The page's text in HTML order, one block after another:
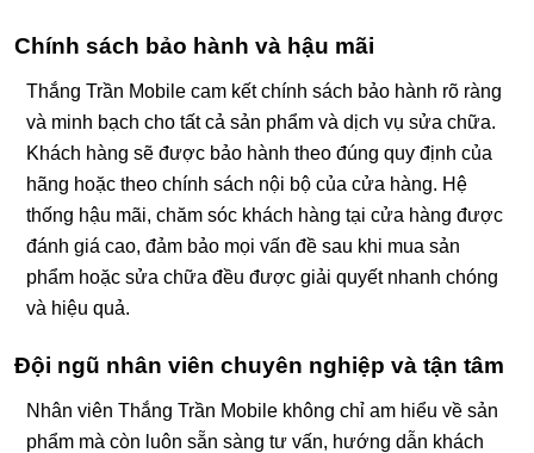
Chính sách bảo hành và hậu mãi
Thắng Trần Mobile cam kết chính sách bảo hành rõ ràng
và minh bạch cho tất cả sản phẩm và dịch vụ sửa chữa.
Khách hàng sẽ được bảo hành theo đúng quy định của
hãng hoặc theo chính sách nội bộ của cửa hàng. Hệ
thống hậu mãi, chăm sóc khách hàng tại cửa hàng được
đánh giá cao, đảm bảo mọi vấn đề sau khi mua sản
phẩm hoặc sửa chữa đều được giải quyết nhanh chóng
và hiệu quả.
Đội ngũ nhân viên chuyên nghiệp và tận tâm
Nhân viên Thắng Trần Mobile không chỉ am hiểu về sản
phẩm mà còn luôn sẵn sàng tư vấn, hướng dẫn khách